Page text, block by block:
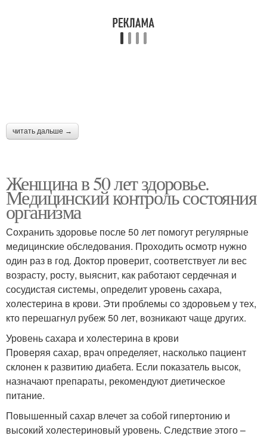
читать дальше →
Женщина в 50 лет здоровье.
Медицинский контроль состояния
организма
Сохранить здоровье после 50 лет помогут регулярные
медицинские обследования. Проходить осмотр нужно
один раз в год. Доктор проверит, соответствует ли вес
возрасту, росту, выяснит, как работают сердечная и
сосудистая системы, определит уровень сахара,
холестерина в крови. Эти проблемы со здоровьем у тех,
кто перешагнул рубеж 50 лет, возникают чаще других.
Уровень сахара и холестерина в крови
Проверяя сахар, врач определяет, насколько пациент
склонен к развитию диабета. Если показатель высок,
назначают препараты, рекомендуют диетическое
питание.
Повышенный сахар влечет за собой гипертонию и
высокий холестериновый уровень. Следствие этого –